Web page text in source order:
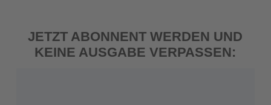
JETZT ABONNENT WERDEN UND
KEINE AUSGABE VERPASSEN: